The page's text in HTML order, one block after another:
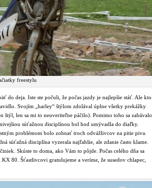
freestylu
do deja. Iste ste počuli, že počas jazdy je najlepšie stáť. Ale kto
Svojím „harley“ štýlom zdolával úplne všetky prekážky
štýl, len sa mi to neuveriteľne páčilo). Pomimo toho sa zabávalo
súťažnou disciplínou bol hod umývadla do diaľky.
problémom bolo zohnať troch odvážlivcov na pitie piva.
súťažná disciplína vyzerala najľahšie, ale zdanie často klame.
Skúste to doma, ako Vám to pôjde. Počas celého dňa sa
80. Šťastlivcovi gratulujeme a veríme, že susedov chlapec,